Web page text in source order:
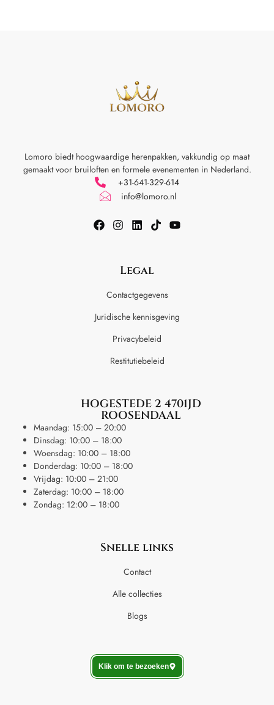
Lomoro biedt hoogwaardige herenpakken, vakkundig op maat
gemaakt voor bruiloften en formele evenementen in Nederland.
+31-641-329-614
info@lomoro.nl
Legal
Contactgegevens
Juridische kennisgeving
Privacybeleid
Restitutiebeleid
HOGESTEDE 2 4701JD
ROOSENDAAL
Maandag: 15:00 – 20:00
Dinsdag: 10:00 – 18:00
Woensdag: 10:00 – 18:00
Donderdag: 10:00 – 18:00
Vrijdag: 10:00 – 21:00
Zaterdag: 10:00 – 18:00
Zondag: 12:00 – 18:00
Snelle links
Contact
Alle collecties
Blogs
Klik om te bezoeken